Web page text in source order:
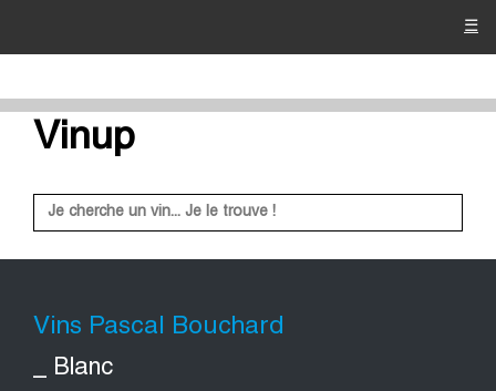
☰
Vinup
Vins Pascal Bouchard
_ Blanc